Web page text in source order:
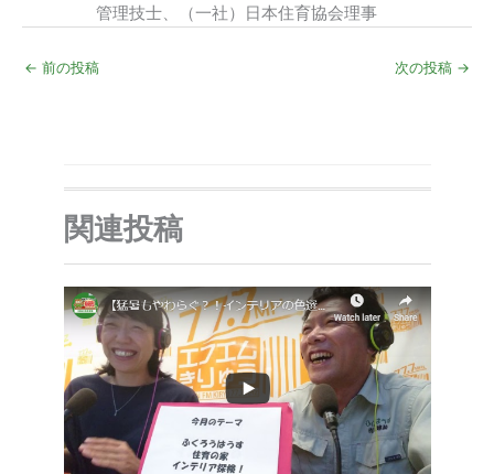
管理技士、（一社）日本住育協会理事
← 前の投稿 次の投稿 →
関連投稿